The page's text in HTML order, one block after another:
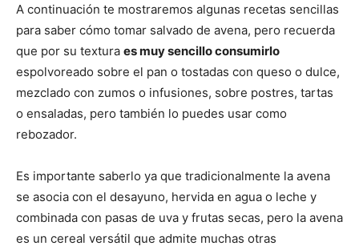
A continuación te mostraremos algunas recetas sencillas
para saber cómo tomar salvado de avena, pero recuerda
que por su textura es muy sencillo consumirlo
espolvoreado sobre el pan o tostadas con queso o dulce,
mezclado con zumos o infusiones, sobre postres, tartas
o ensaladas, pero también lo puedes usar como
rebozador.
Es importante saberlo ya que tradicionalmente la avena
se asocia con el desayuno, hervida en agua o leche y
combinada con pasas de uva y frutas secas, pero la avena
es un cereal versátil que admite muchas otras